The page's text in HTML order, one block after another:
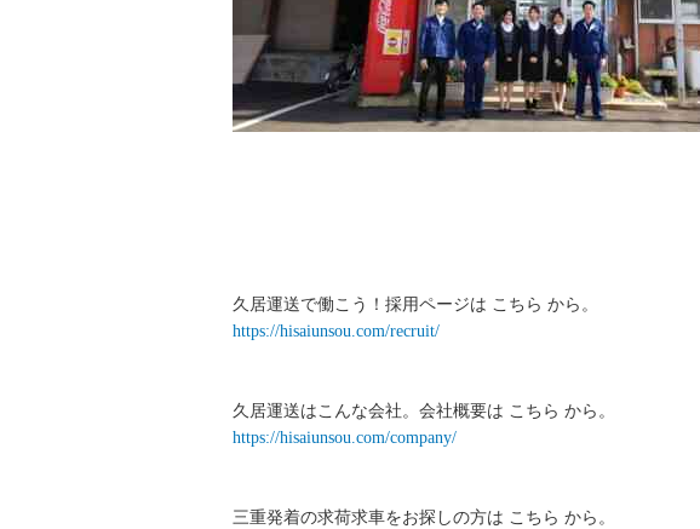
久居運送で働こう！採用ページは こちら から。
https://hisaiunsou.com/recruit/
久居運送はこんな会社。会社概要は こちら から。
https://hisaiunsou.com/company/
三重発着の求荷求車をお探しの方は こちら から。